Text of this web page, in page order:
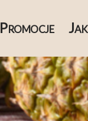
PROMOCJE J